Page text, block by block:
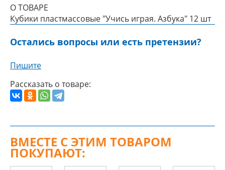
О ТОВАРЕ
Кубики пластмассовые "Учись играя. Азбука" 12 шт
Остались вопросы или есть претензии?
Пишите
Рассказать о товаре:
ВМЕСТЕ С ЭТИМ ТОВАРОМ
ПОКУПАЮТ: